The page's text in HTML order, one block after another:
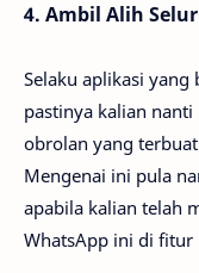
4. Ambil Alih
Selaku aplikasi
pastinya kalian
obrolan yang
Mengenai ini pula
apabila kalian telah
WhatsApp ini di fitur